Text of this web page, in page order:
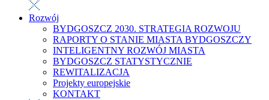
Rozwój
BYDGOSZCZ 2030. STRATEGIA ROZWOJU
RAPORTY O STANIE MIASTA BYDGOSZCZY
INTELIGENTNY ROZWÓJ MIASTA
BYDGOSZCZ STATYSTYCZNIE
REWITALIZACJA
Projekty europejskie
KONTAKT